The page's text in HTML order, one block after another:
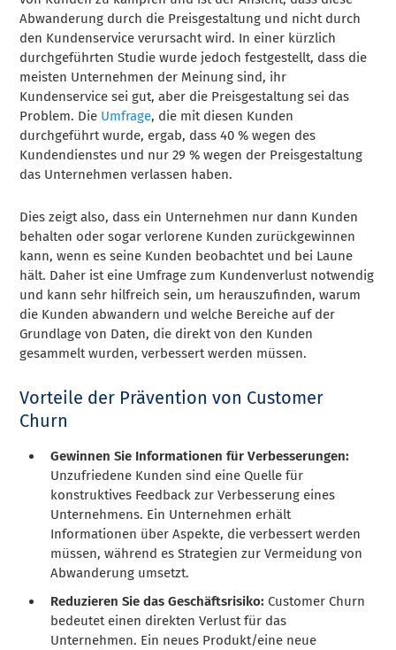
Abwanderung durch die Preisgestaltung und nicht durch
den Kundenservice verursacht wird. In einer kürzlich
durchgeführten Studie wurde jedoch festgestellt, dass die
meisten Unternehmen der Meinung sind, ihr
Kundenservice sei gut, aber die Preisgestaltung sei das
Problem. Die Umfrage, die mit diesen Kunden
durchgeführt wurde, ergab, dass 40 % wegen des
Kundendienstes und nur 29 % wegen der Preisgestaltung
das Unternehmen verlassen haben.
Dies zeigt also, dass ein Unternehmen nur dann Kunden
behalten oder sogar verlorene Kunden zurückgewinnen
kann, wenn es seine Kunden beobachtet und bei Laune
hält. Daher ist eine Umfrage zum Kundenverlust notwendig
und kann sehr hilfreich sein, um herauszufinden, warum
die Kunden abwandern und welche Bereiche auf der
Grundlage von Daten, die direkt von den Kunden
gesammelt wurden, verbessert werden müssen.
Vorteile der Prävention von Customer
Churn
Gewinnen Sie Informationen für Verbesserungen:
Unzufriedene Kunden sind eine Quelle für
konstruktives Feedback zur Verbesserung eines
Unternehmens. Ein Unternehmen erhält
Informationen über Aspekte, die verbessert werden
müssen, während es Strategien zur Vermeidung von
Abwanderung umsetzt.
Reduzieren Sie das Geschäftsrisiko:Customer Churn
bedeutet einen direkten Verlust für das
Unternehmen. Ein neues Produkt/eine neue